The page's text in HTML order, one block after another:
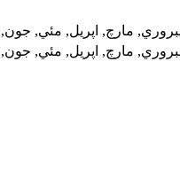
مارچ, اپريل, مئي,
مارچ, اپريل, مئي,